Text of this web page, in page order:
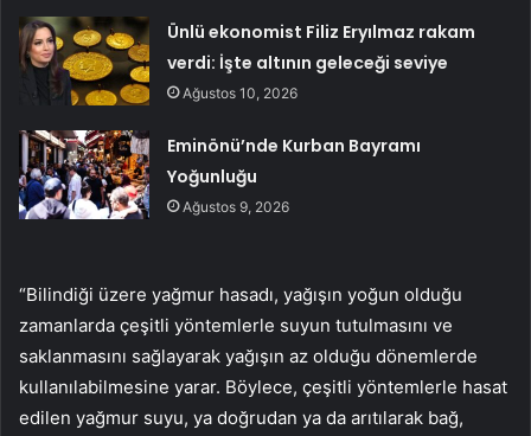
Ünlü ekonomist Filiz Eryılmaz rakam
verdi: İşte altının geleceği seviye
Ağustos 10, 2026
Eminönü’nde Kurban Bayramı
Yoğunluğu
Ağustos 9, 2026
“Bilindiği üzere yağmur hasadı, yağışın yoğun olduğu
zamanlarda çeşitli yöntemlerle suyun tutulmasını ve
saklanmasını sağlayarak yağışın az olduğu dönemlerde
kullanılabilmesine yarar. Böylece, çeşitli yöntemlerle hasat
edilen yağmur suyu, ya doğrudan ya da arıtılarak bağ,